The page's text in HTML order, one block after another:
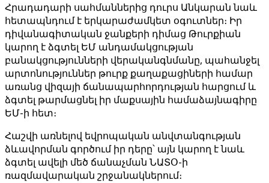
Հրադադարի սահմաններից դուրս Անկարան նաև
հետապնդում է երկարաժամկետ օգուտներ։ Իր
դիվանագիտական ջանքերի դիմաց Թուրքիան
կարող է ձգտել ԵՄ անդամակցության
բանակցությունների վերականգնմանը, պահանջել
արտոնություններ թուրք քաղաքացիների համար
առանց վիզայի ճանապարհորդության հարցում և
ձգտել թարմացնել իր մաքսային համաձայնագիրը
ԵՄ-ի հետ։
Հաշվի առնելով եվրոպական անվտանգության
ձևավորման գործում իր դերը՝ այն կարող է նաև
ձգտել ավելի մեծ ճանաչման ՆԱՏՕ-ի
ռազմավարական շրջանակներում։